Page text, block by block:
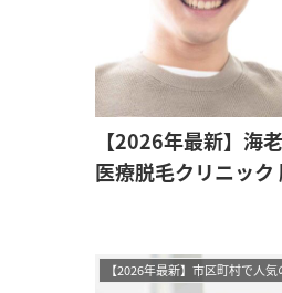
【2026年最新】海
医療脱毛クリニッ